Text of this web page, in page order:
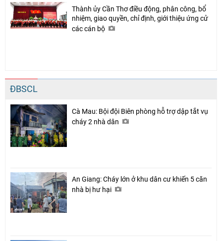
Thành ủy Cần Thơ điều động, phân công, bổ
nhiệm, giao quyền, chỉ định, giới thiệu ứng cử
các cán bộ
ĐBSCL
Cà Mau: Bội đội Biên phòng hỗ trợ dập tắt vụ
cháy 2 nhà dân
An Giang: Cháy lớn ở khu dân cư khiến 5 căn
nhà bị hư hại